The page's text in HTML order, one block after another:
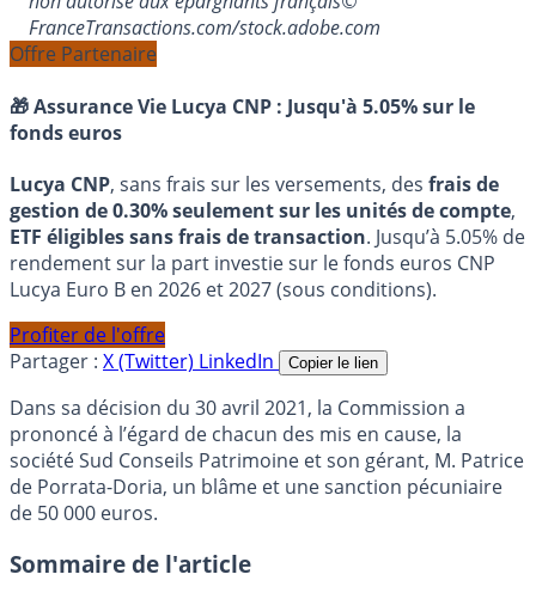
FranceTransactions.com/stock.adobe.com
Offre Partenaire
🎁 Assurance Vie Lucya CNP : Jusqu'à 5.05% sur le
fonds euros
Lucya CNP, sans frais sur les versements, des frais de
gestion de 0.30% seulement sur les unités de compte,
ETF éligibles sans frais de transaction. Jusqu’à 5.05% de
rendement sur la part investie sur le fonds euros CNP
Lucya Euro B en 2026 et 2027 (sous conditions).
Profiter de l'offre
Partager : X (Twitter) LinkedIn Copier le lien
Dans sa décision du 30 avril 2021, la Commission a
prononcé à l’égard de chacun des mis en cause, la
société Sud Conseils Patrimoine et son gérant, M. Patrice
de Porrata-Doria, un blâme et une sanction pécuniaire
de 50 000 euros.
Sommaire de l'article